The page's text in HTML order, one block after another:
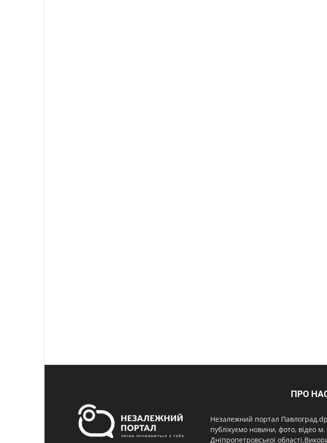
ПРО
Незалежний портал
публікуємо новини, фото, відео
Дніпропетровської